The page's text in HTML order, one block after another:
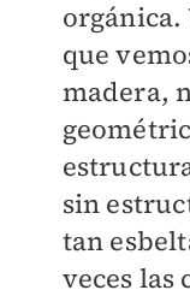
orgánica.
que
madera,
sin
tan
veces las